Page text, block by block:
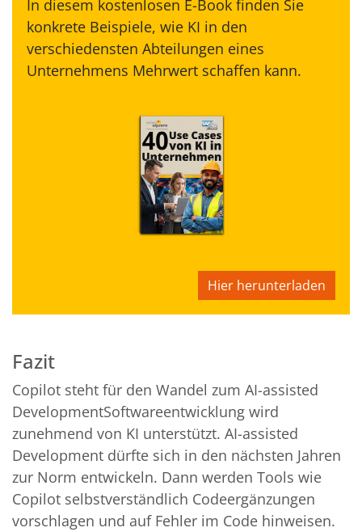
In diesem kostenlosen E-Book finden Sie
konkrete Beispiele, wie KI in den
verschiedensten Abteilungen eines
Unternehmens Mehrwert schaffen kann.
Hier herunterladen
Fazit
Copilot steht für den Wandel zum AI-assisted
DevelopmentSoftwareentwicklung wird
zunehmend von KI unterstützt. AI-assisted
Development dürfte sich in den nächsten Jahren
zur Norm entwickeln. Dann werden Tools wie
Copilot selbstverständlich Codeergänzungen
vorschlagen und auf Fehler im Code hinweisen.